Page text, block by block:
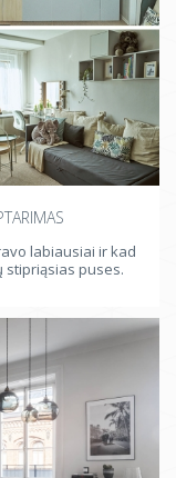
labiausiai ir kad
puses.